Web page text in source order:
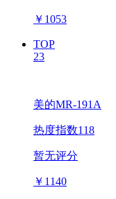
￥ 1053
TOP
23
美的MR-191A
热度指数118
暂无评分
￥ 1140